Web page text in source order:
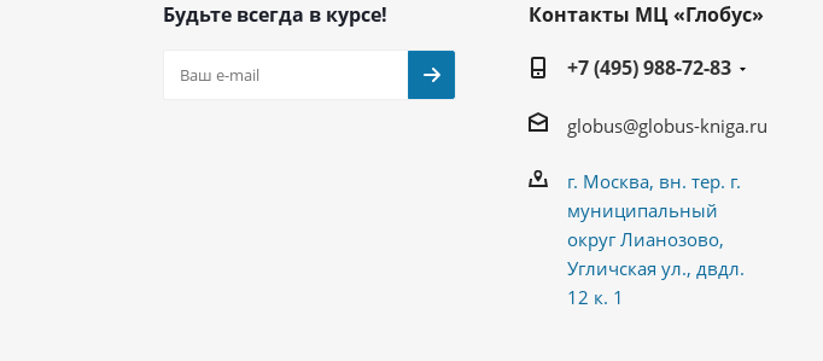
Будьте всегда в курсе!
Контакты МЦ «Глобус»
+7 (495) 988-72-83
globus@globus-kniga.ru
г. Москва, вн. тер. г.
муниципальный
округ Лианозово,
Угличская ул., двдл.
12 к. 1